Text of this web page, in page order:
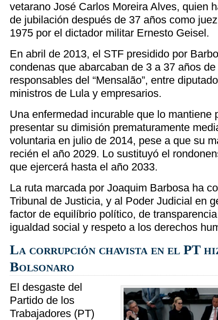
vetarano José Carlos Moreira Alves, quien
de jubilación después de 37 años como
1975 por el dictador militar Ernesto Geisel.
En abril de 2013, el STF presidido por
condenas que abarcaban de 3 a 37 años
responsables del “Mensalão”, entre
ministros de Lula y empresarios.
Una enfermedad incurable que lo mantiene
presentar su dimisión prematuramente
voluntaria en julio de 2014, pese a que su
recién el año 2029. Lo sustituyó el
que ejercerá hasta el año 2033.
La ruta marcada por Joaquim Barbosa ha
Tribunal de Justicia, y al Poder Judicial en
factor de equilíbrio político, de
igualdad social y respeto a los derechos
La corrupción chavista en el PT
Bolsonaro
El desgaste del
Partido de los
Trabajadores (PT)